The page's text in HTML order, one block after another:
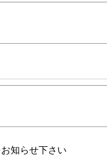
知らせ下さい